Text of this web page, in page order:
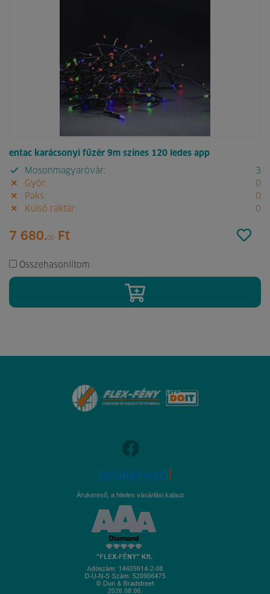
entac karácsonyi fűzér 9m színes 120 ledes app
Mosonmagyaróvár:
3
Győr:
0
Paks:
0
Külső raktár:
0
7 680.00 Ft
Összehasonlítom
Árukereső, a hiteles vásárlási kalauz